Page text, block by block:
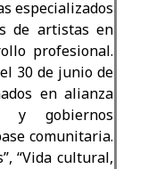
especializados
de artistas en
profesional.
30 de junio de
en alianza
y gobiernos
comunitaria.
“Vida cultural,